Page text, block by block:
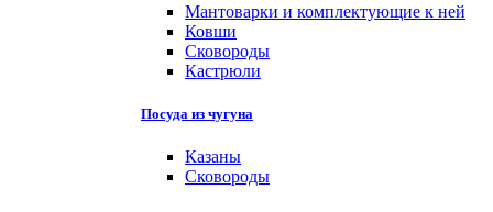
Мантоварки и комплектующие к ней
Ковши
Сковороды
Кастрюли
Посуда из чугуна
Казаны
Сковороды